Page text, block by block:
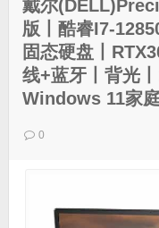
戴尔
版丨酷睿I7-
固态硬盘丨
线+蓝牙丨背光
Windows 11家
0